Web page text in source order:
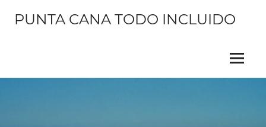
PUNTA CANA TODO INCLUIDO
hermoso
Menu